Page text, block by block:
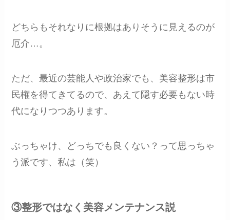
どちらもそれなりに根拠はありそうに見えるのが
厄介…。
ただ、最近の芸能人や政治家でも、美容整形は市
民権を得てきてるので、あえて隠す必要もない時
代になりつつあります。
ぶっちゃけ、どっちでも良くない？って思っちゃ
う派です、私は（笑）
③整形ではなく美容メンテナンス説